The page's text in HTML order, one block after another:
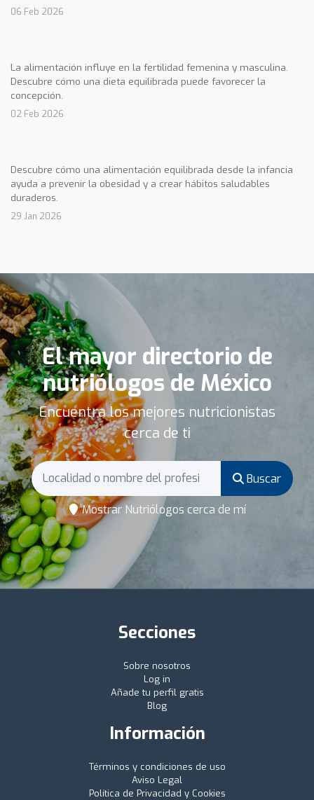
06 Feb 2026
La alimentación influye en la fertilidad femenina y masculina.
Descubre cómo una dieta equilibrada puede favorecer la
concepción.
02 Feb 2026
Descubre cómo una alimentación equilibrada desde la infancia
ayuda a prevenir la obesidad y a crear hábitos saludables
duraderos.
29 Jan 2026
El mayor directorio de
nutriólogos de México
Encuentra los mejores nutricionistas
cerca de ti
Buscar
Mostrar Nutriólogos cerca de mí
Secciones
Sobre nosotros
Log in
Añade tu perfil gratis
Blog
Información
Términos y condiciones de uso
Aviso Legal
Política de Privacidad y Cookies